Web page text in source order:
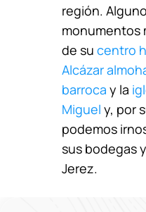
región.
monumentos
de su centro
Alcázar
barroca y la
Miguel y, por
podemos
sus bodegas
Jerez.